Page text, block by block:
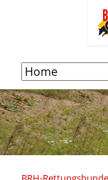
Navigation
überspringen